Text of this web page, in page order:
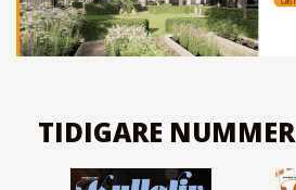
TIDIGARE NUMMER